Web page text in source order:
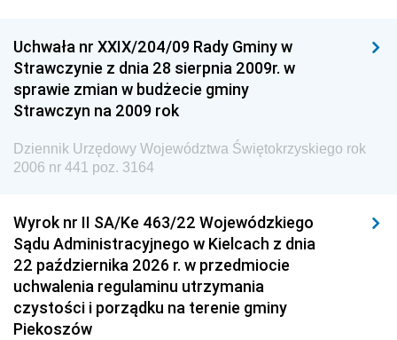
Dziennik Urzędowy Ministra Przemysłu
Dziennik Urzędowy Ministra Finansów i Gospodarki
Dziennik Urzędowy Ministra do Spraw Unii
Dziennik Urzędowy Agencji Wywiadu
Uchwała nr XXIX/204/09 Rady Gminy w
Strawczynie z dnia 28 sierpnia 2009r. w
sprawie zmian w budżecie gminy
Strawczyn na 2009 rok
Dziennik Urzędowy Województwa Świętokrzyskiego rok
2006 nr 441 poz. 3164
Wyrok nr II SA/Ke 463/22 Wojewódzkiego
Sądu Administracyjnego w Kielcach z dnia
22 października 2026 r. w przedmiocie
uchwalenia regulaminu utrzymania
czystości i porządku na terenie gminy
Piekoszów